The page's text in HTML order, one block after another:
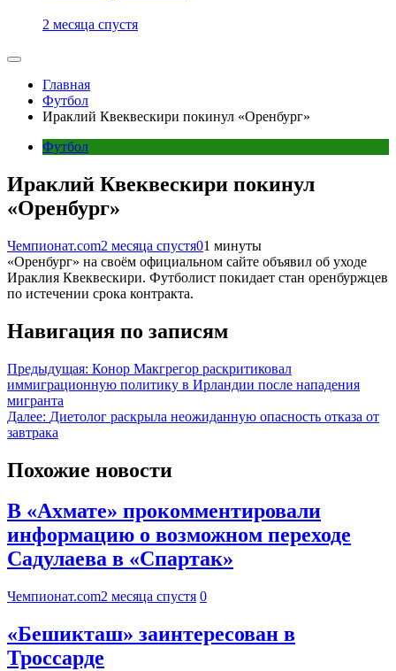
2 месяца спустя
Главная
Футбол
Ираклий Квеквескири покинул «Оренбург»
Футбол
Ираклий Квеквескири покинул
«Оренбург»
Чемпионат.com2 месяца спустя01 минуты
«Оренбург» на своём официальном сайте объявил об уходе
Ираклия Квеквескири. Футболист покидает стан оренбуржцев
по истечении срока контракта.
Навигация по записям
Предыдущая: Конор Макгрегор раскритиковал
иммиграционную политику в Ирландии после нападения
мигранта
Далее: Диетолог раскрыла неожиданную опасность отказа от
завтрака
Похожие новости
В «Ахмате» прокомментировали
информацию о возможном переходе
Садулаева в «Спартак»
Чемпионат.com2 месяца спустя 0
«Бешикташ» заинтересован в
Троссарде